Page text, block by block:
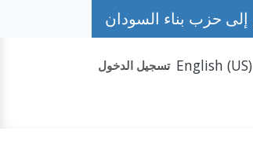
حزب بناء السودان
English (US) تسجيل الدخول